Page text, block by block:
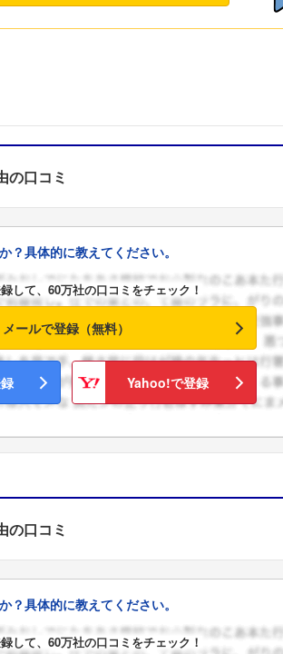
の口コミ
？具体的に教えてください。
して、60万社の口コミをチェック！
メールで登録（無料）
Yahoo!で登録
の口コミ
？具体的に教えてください。
して、60万社の口コミをチェック！